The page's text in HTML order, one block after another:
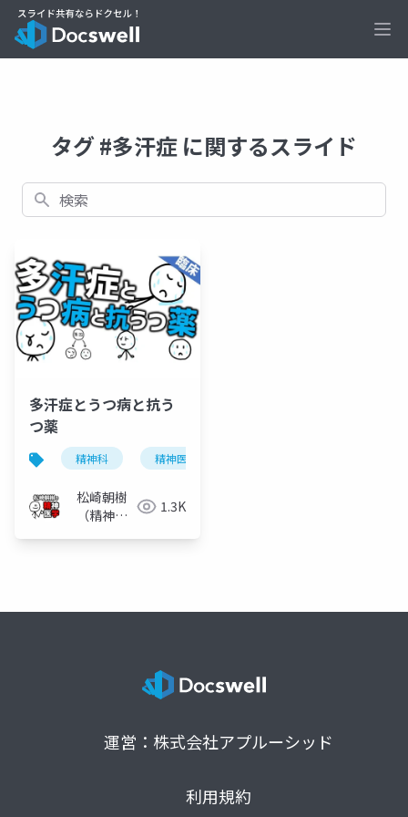
タグ #多汗症 に関するスライド
検索
多汗症とうつ病と抗う
つ薬
精神科 精神医学
松崎朝樹
（精神科
1.3K
運営：株式会社アプルーシッド
利用規約